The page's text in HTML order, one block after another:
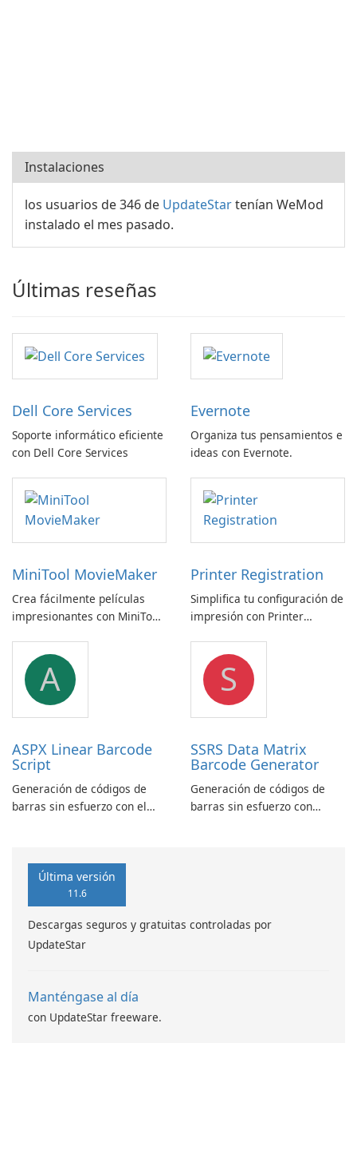
Instalaciones
los usuarios de 346 de UpdateStartenían WeMod
instalado el mes pasado.
Últimas reseñas
Dell Core Services
Soporte informático eficiente
con Dell Core Services
Evernote
Organiza tus pensamientos e
ideas con Evernote.
MiniTool MovieMaker
Crea fácilmente películas
impresionantes con MiniTool
Printer Registration
Simplifica tu configuración de
impresión con Printer
A
ASPX Linear Barcode
Script
Generación de códigos de
barras sin esfuerzo con el
S
SSRS Data Matrix
Barcode Generator
Generación de códigos de
barras sin esfuerzo con
Última versión
11.6
Descargas seguros y gratuitas controladas por
UpdateStar
Manténgase al día
con UpdateStar freeware.